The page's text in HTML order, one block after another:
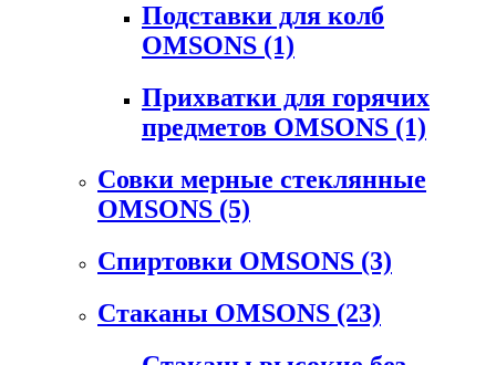
Подставки для колб
OMSONS (1)
Прихватки для горячих
предметов OMSONS (1)
Совки мерные стеклянные
OMSONS (5)
Спиртовки OMSONS (3)
Стаканы OMSONS (23)